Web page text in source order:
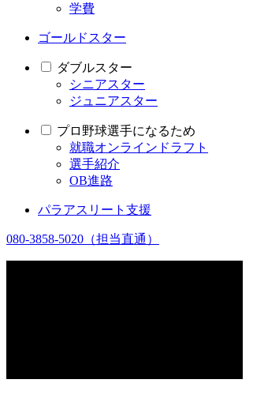
学費
ゴールドスター
ダブルスター
シニアスター
ジュニアスター
プロ野球選手になるため
就職オンラインドラフト
選手紹介
OB進路
パラアスリート支援
080-3858-5020 （担当直通）